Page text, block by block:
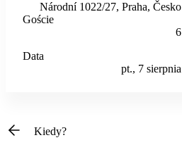
Národní 1022/27, Praha, Česko
Goście
6
Data
pt., 7 sierpnia
Kiedy?